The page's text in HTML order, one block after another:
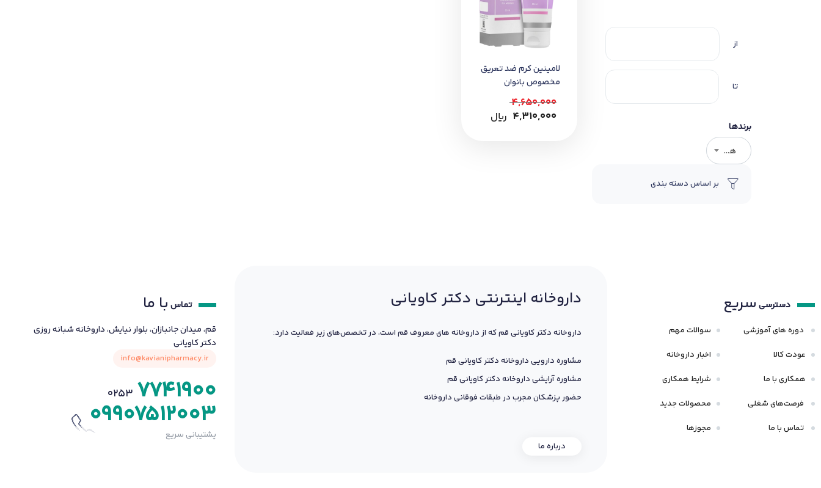
از
تا
برندها
هر برندی
بر اساس دسته بندی
لامينين کرم ضد تعريق
مخصوص بانوان
4,650,000
4,310,000 ﷼
دسترسی سریع
دوره های آموزشی
عودت کالا
همکاری با ما
فرصت‌های شغلی
تماس با ما
سوالات مهم
اخبار داروخانه
شرایط همکاری
محصولات جدید
مجوزها
داروخانه اینترنتی دکتر کاویانی
داروخانه دکتر کاویانی قم که از داروخانه های معروف قم است، در تخصص‌های زیر فعالیت دارد:
مشاوره دارویی داروخانه دکتر کاویانی قم
مشاوره آرایشی داروخانه دکتر کاویانی قم
حضور پزشکان مجرب در طبقات فوقانی داروخانه
درباره ما
تماس با ما
قم، میدان جانبازان، بلوار نیایش، داروخانه شبانه روزی
دکتر کاویانی
info@kavianipharmacy.ir
0253 7741900
09907512003
پشتیبانی سریع